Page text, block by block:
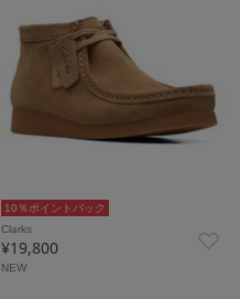
10％ポイントバック
Clarks
¥19,800
NEW